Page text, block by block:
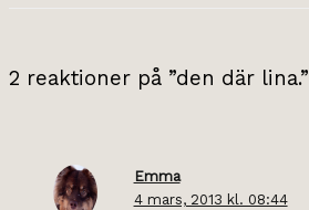
2 reaktioner på ”den där lina.”
Emma
4 mars, 2013 kl. 08:44